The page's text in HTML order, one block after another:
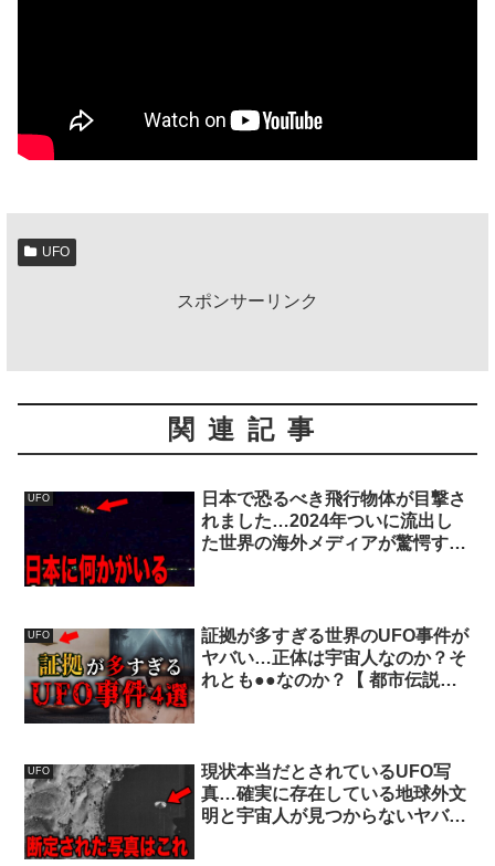
UFO
スポンサーリンク
関連記事
UFO
日本で恐るべき飛行物体が目撃さ
れました…2024年ついに流出し
た世界の海外メディアが驚愕する
UFO
証拠が多すぎる世界のUFO事件が
ヤバい…正体は宇宙人なのか？そ
れとも●●なのか？【 都市伝説
UFO
現状本当だとされているUFO写
真…確実に存在している地球外文
明と宇宙人が見つからないヤバす